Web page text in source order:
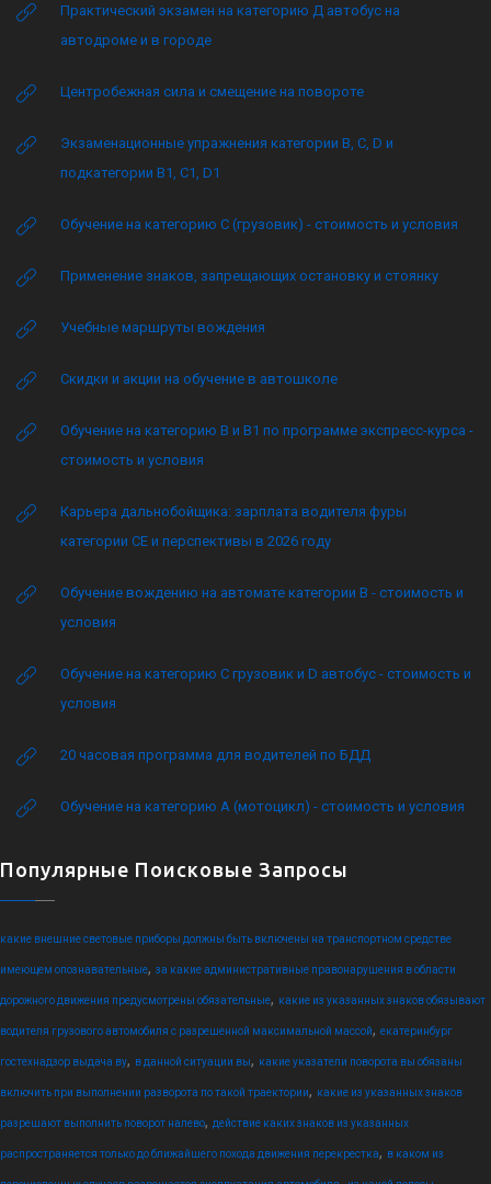
Практический экзамен на категорию Д автобус на
автодроме и в городе
Центробежная сила и смещение на повороте
Экзаменационные упражнения категории B, C, D и
подкатегории B1, C1, D1
Обучение на категорию C (грузовик) - стоимость и условия
Применение знаков, запрещающих остановку и стоянку
Учебные маршруты вождения
Скидки и акции на обучение в автошколе
Обучение на категорию B и B1 по программе экспресс-курса -
стоимость и условия
Карьера дальнобойщика: зарплата водителя фуры
категории CE и перспективы в 2026 году
Обучение вождению на автомате категории B - стоимость и
условия
Обучение на категорию C грузовик и D автобус - стоимость и
условия
20 часовая программа для водителей по БДД
Обучение на категорию А (мотоцикл) - стоимость и условия
Популярные Поисковые Запросы
какие внешние световые приборы должны быть включены на транспортном средстве
имеющем опознавательные, за какие административные правонарушения в области
дорожного движения предусмотрены обязательные, какие из указанных знаков обязывают
водителя грузового автомобиля с разрешенной максимальной массой, екатеринбург
гостехнадзор выдача ву, в данной ситуации вы, какие указатели поворота вы обязаны
включить при выполнении разворота по такой траектории, какие из указанных знаков
разрешают выполнить поворот налево, действие каких знаков из указанных
распространяется только до ближайшего похода движения перекрестка, в каком из